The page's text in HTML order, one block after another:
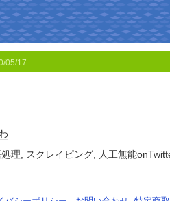
05/17
処理, スクレイピング, 人工無能